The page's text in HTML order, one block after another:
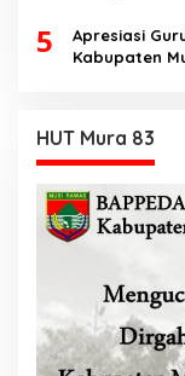
5
Apresiasi
Kabupaten
HUT Mura 83